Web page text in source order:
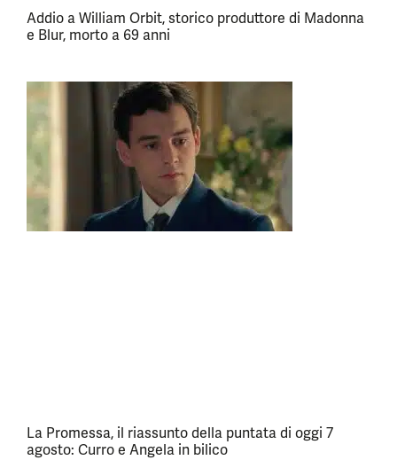
Addio a William Orbit, storico produttore di Madonna
e Blur, morto a 69 anni
La Promessa, il riassunto della puntata di oggi 7
agosto: Curro e Angela in bilico